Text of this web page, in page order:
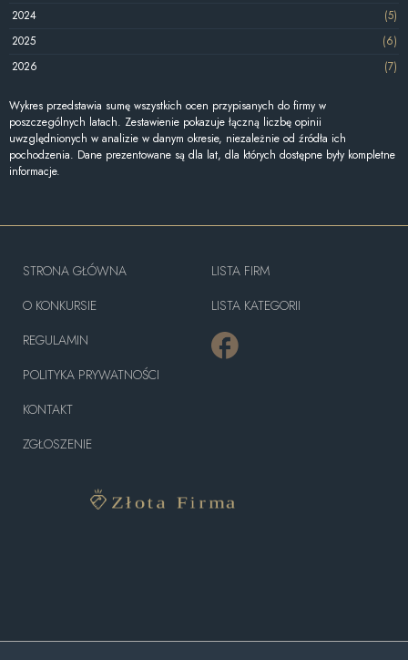
2024
(5)
2025
(6)
2026
(7)
Wykres przedstawia sumę wszystkich ocen przypisanych do firmy w
poszczególnych latach. Zestawienie pokazuje łączną liczbę opinii
uwzględnionych w analizie w danym okresie, niezależnie od źródła ich
pochodzenia. Dane prezentowane są dla lat, dla których dostępne były kompletne
informacje.
STRONA GŁÓWNA
O KONKURSIE
REGULAMIN
POLITYKA PRYWATNOŚCI
KONTAKT
ZGŁOSZENIE
LISTA FIRM
LISTA KATEGORII